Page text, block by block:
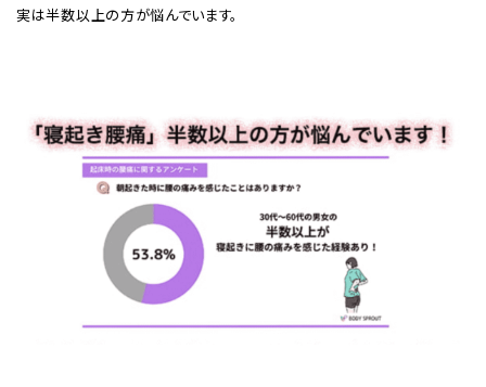
実は半数以上の方が悩んでいます。